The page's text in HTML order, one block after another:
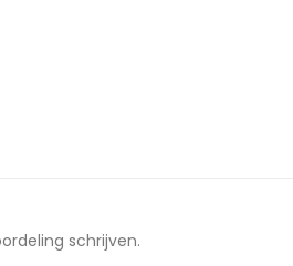
schrijven.